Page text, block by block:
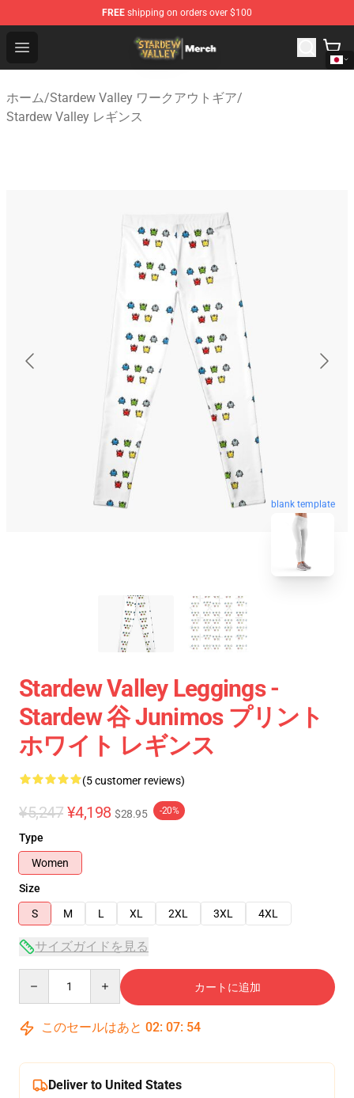
FREE shipping on orders over $100
Open menu
Stardew Valley Store - Official Stardew Valley
ホーム/Stardew Valley ワークアウトギア/
Stardew Valley レギンス
blank template
Stardew Valley Leggings -
Stardew 谷 Junimos プリント
ホワイト レギンス
(5 customer reviews)
¥5,247 ¥4,198 $28.95 -20%
Type
Women
Size
S
M L XL 2XL 3XL 4XL
サイズガイドを見る
カートに追加
このセールはあと 02: 07: 53
Deliver to United States